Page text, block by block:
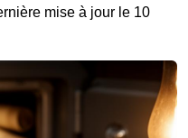
mise à jour le 10